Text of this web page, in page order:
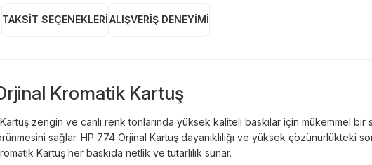
TAKSIT SEÇENEKLERIALIŞVERIŞ DENEYIMI
Kromatik Kartuş
zengin ve canlı renk tonlarında yüksek kaliteli baskılar için mükemmel
sağlar. HP 774 Orjinal Kartuş dayanıklılığı ve yüksek çözünürlükteki
Kartuş her baskıda netlik ve tutarlılık sunar.